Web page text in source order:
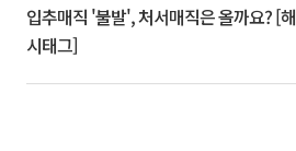
입추매직 '불발', 처서매직은 올까요? [해
시태그]